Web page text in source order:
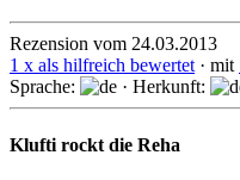
Rezension vom 24.03.2013
1 x als hilfreich bewertet · mit
Sprache:
· Herkunft:
Klufti rockt die Reha